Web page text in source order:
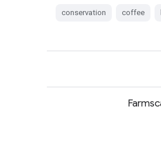
coffee
conservation